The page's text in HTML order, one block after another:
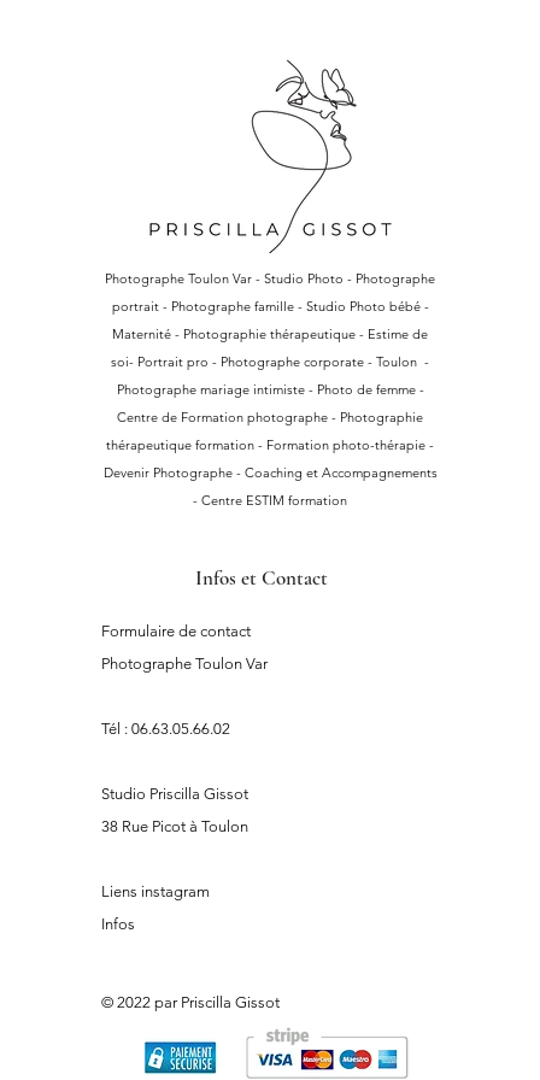
Photographe Toulon Var - Studio Photo - Photographe
portrait - Photographe famille - Studio Photo bébé -
Maternité - Photographie thérapeutique - Estime de
soi- Portrait pro - Photographe corporate - Toulon -
Photographe mariage intimiste - Photo de femme -
Centre de Formation photographe - Photographie
thérapeutique formation - Formation photo-thérapie -
Devenir Photographe - Coaching et Accompagnements
- Centre ESTIM formation
Infos et Contact
Formulaire de contact
Photographe Toulon Var
Tél : 06.63.05.66.02
Studio Priscilla Gissot
38 Rue Picot à Toulon
Liens instagram
Infos
© 2022 par Priscilla Gissot